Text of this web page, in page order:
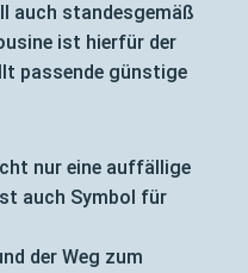
auch standesgemäß
ist hierfür der
passende günstige
nur eine auffällige
auch Symbol für
der Weg zum